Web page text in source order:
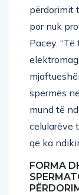
por nuk
Pacey.
spermës
mund të
celularëve
që ka